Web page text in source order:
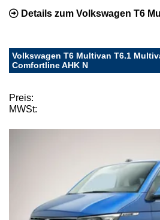
Details zum Volkswagen T6
Volkswagen T6 Multivan T6.1
Comfortline AHK N
Preis:
MWSt: